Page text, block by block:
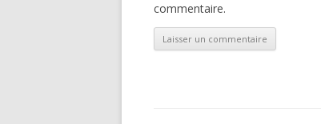
commentaire.